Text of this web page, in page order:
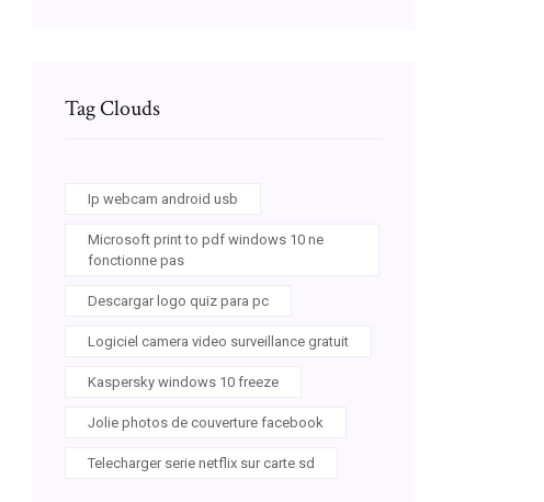
Tag Clouds
Ip webcam android usb
Microsoft print to pdf windows 10 ne
fonctionne pas
Descargar logo quiz para pc
Logiciel camera video surveillance gratuit
Kaspersky windows 10 freeze
Jolie photos de couverture facebook
Telecharger serie netflix sur carte sd